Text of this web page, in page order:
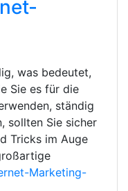
was bedeutet,
Sie es für die
ständig
sollten Sie sicher
Tricks im Auge
Marketing-